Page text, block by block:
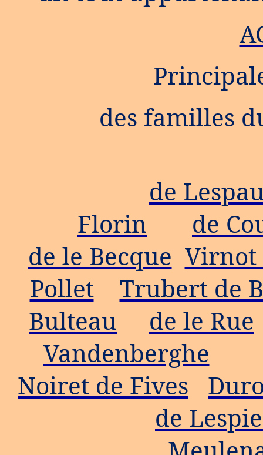
des familles
de
Florin
de
de le Becque Virnot
Pollet
Trubert de
Bulteau
de le Rue
Vandenberghe
Noiret de Fives
de